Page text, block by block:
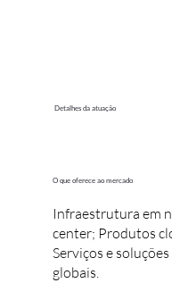
Detalhes da atuação
O que oferece ao mercado
Infraestrutura em
center; Produtos
Serviços e
globais.